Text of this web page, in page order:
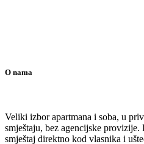
O nama
Veliki izbor apartmana i soba, u
smještaju, bez agencijske provizije.
smještaj direktno kod vlasnika i